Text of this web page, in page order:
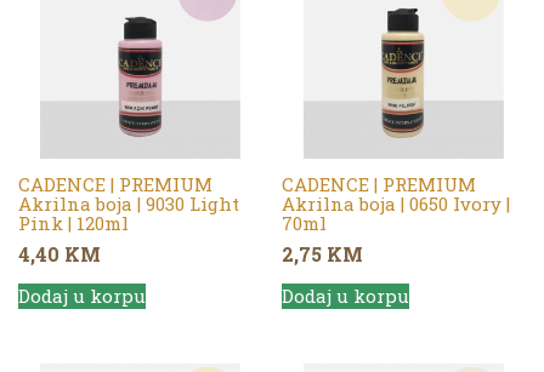
CADENCE | PREMIUM
Akrilna boja | 9030 Light
Pink | 120ml
4,40 KM
Dodaj u korpu
CADENCE | PREMIUM
Akrilna boja | 0650 Ivory |
70ml
2,75 KM
Dodaj u korpu